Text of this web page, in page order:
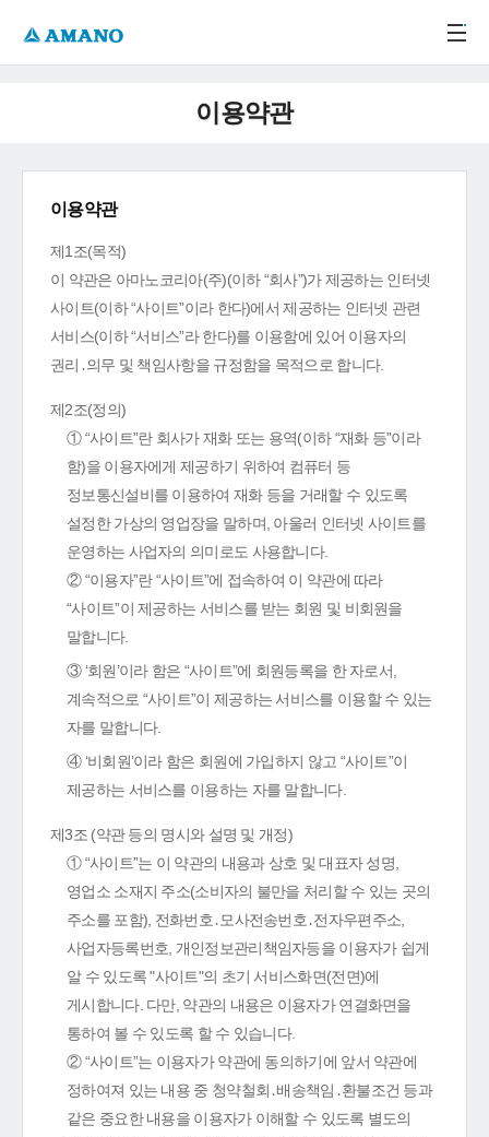
이용약관
이용약관
제1조(목적)
이 약관은 아마노코리아(주)(이하 “회사”)가 제공하는 인터넷
사이트(이하 “사이트”이라 한다)에서 제공하는 인터넷 관련
서비스(이하 “서비스”라 한다)를 이용함에 있어 이용자의
권리․의무 및 책임사항을 규정함을 목적으로 합니다.
제2조(정의)
① “사이트”란 회사가 재화 또는 용역(이하 “재화 등”이라
함)을 이용자에게 제공하기 위하여 컴퓨터 등
정보통신설비를 이용하여 재화 등을 거래할 수 있도록
설정한 가상의 영업장을 말하며, 아울러 인터넷 사이트를
운영하는 사업자의 의미로도 사용합니다.
② “이용자”란 “사이트”에 접속하여 이 약관에 따라
“사이트”이 제공하는 서비스를 받는 회원 및 비회원을
말합니다.
③ ‘회원’이라 함은 “사이트”에 회원등록을 한 자로서,
계속적으로 “사이트”이 제공하는 서비스를 이용할 수 있는
자를 말합니다.
④ ‘비회원’이라 함은 회원에 가입하지 않고 “사이트”이
제공하는 서비스를 이용하는 자를 말합니다.
제3조 (약관 등의 명시와 설명 및 개정)
① “사이트”는 이 약관의 내용과 상호 및 대표자 성명,
영업소 소재지 주소(소비자의 불만을 처리할 수 있는 곳의
주소를 포함), 전화번호․모사전송번호․전자우편주소,
사업자등록번호, 개인정보관리책임자등을 이용자가 쉽게
알 수 있도록 "사이트"의 초기 서비스화면(전면)에
게시합니다. 다만, 약관의 내용은 이용자가 연결화면을
통하여 볼 수 있도록 할 수 있습니다.
② “사이트”는 이용자가 약관에 동의하기에 앞서 약관에
정하여져 있는 내용 중 청약철회․배송책임․환불조건 등과
같은 중요한 내용을 이용자가 이해할 수 있도록 별도의